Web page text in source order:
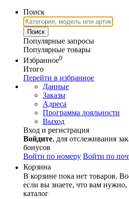
Поиск
Популярные запросы
Популярные товары
Избранное0
Итого
Перейти в избранное
Данные
Заказы
Адреса
Программа лояльности
Выход
Вход и регистрация
Войдите, для отслеживания
бонусов
Войти по номеру Войти по
Корзина
В корзине пока нет товаров.
если вы знаете, что вам
каталог